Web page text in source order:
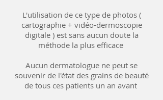
L'utilisation de ce type de photos (
cartographie + vidéo-dermoscopie
digitale ) est sans aucun doute la
méthode la plus efficace
Aucun dermatologue ne peut se
souvenir de l'état des grains de beauté
de tous ces patients un an avant